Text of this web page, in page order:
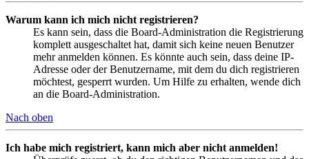
Warum kann ich mich nicht registrieren?
Es kann sein, dass die Board-Administration die Registrierung
komplett ausgeschaltet hat, damit sich keine neuen Benutzer
mehr anmelden können. Es könnte auch sein, dass deine IP-
Adresse oder der Benutzername, mit dem du dich registrieren
möchtest, gesperrt wurden. Um Hilfe zu erhalten, wende dich
an die Board-Administration.
Nach oben
Ich habe mich registriert, kann mich aber nicht anmelden!